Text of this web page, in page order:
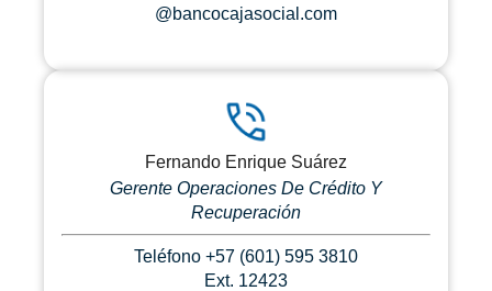
@bancocajasocial.com
Fernando Enrique Suárez
Gerente Operaciones De Crédito Y
Recuperación
Teléfono +57 (601) 595 3810
Ext. 12423